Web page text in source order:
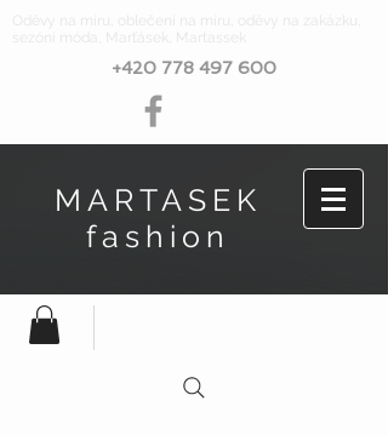
Oděvy na míru, oblečení na míru, oděvy na zakázku,
sezóní móda, Marťásek, Martassek
+420 778 497 600
MARTASEK
fashion